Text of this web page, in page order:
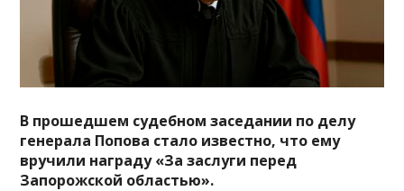
В прошедшем судебном заседании по делу
генерала Попова стало известно, что ему
вручили награду «За заслуги перед
Запорожской областью».